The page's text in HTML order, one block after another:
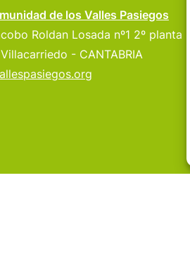
de los Valles Pasiegos
Roldan Losada nº1 2º planta
- CANTABRIA